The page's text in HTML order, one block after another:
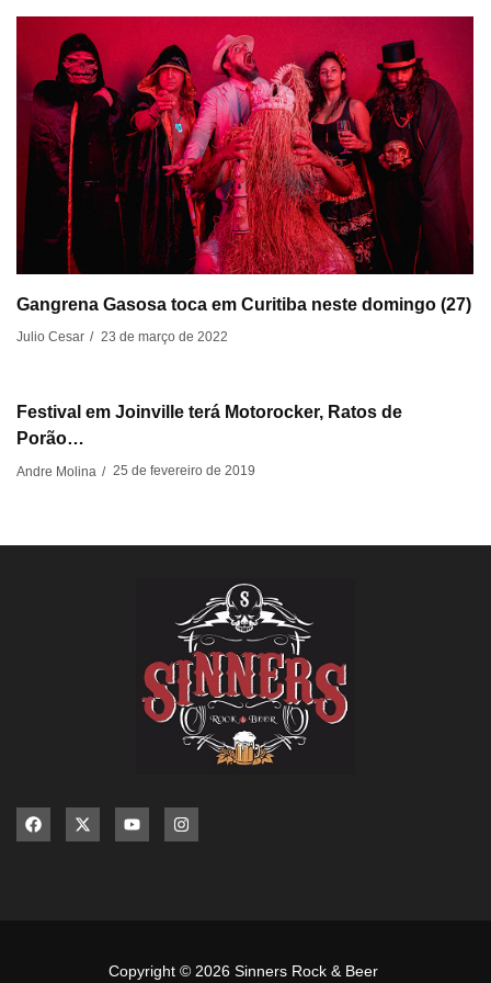
Gangrena Gasosa toca em Curitiba neste domingo (27)
Julio Cesar / 23 de março de 2022
Festival em Joinville terá Motorocker, Ratos de
Porão…
Andre Molina / 25 de fevereiro de 2019
Copyright © 2026 Sinners Rock & Beer